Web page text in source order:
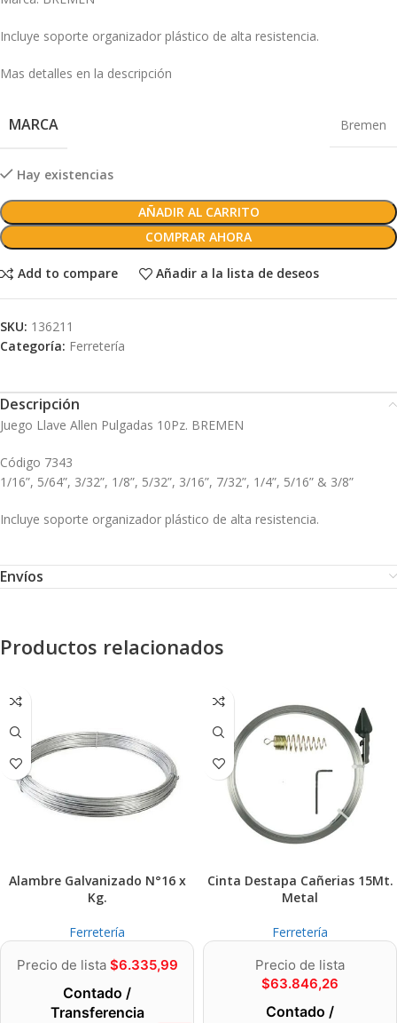
Incluye soporte organizador plástico de alta resistencia.
Mas detalles en la descripción
MARCA Bremen
Hay existencias
AÑADIR AL CARRITO
COMPRAR AHORA
Add to compare Añadir a la lista de deseos
SKU: 136211
Categoría: Ferretería
Descripción
Juego Llave Allen Pulgadas 10Pz. BREMEN
Código 7343
1/16”, 5/64”, 3/32”, 1/8”, 5/32”, 3/16”, 7/32”, 1/4”, 5/16” & 3/8”
Incluye soporte organizador plástico de alta resistencia.
Envíos
Productos relacionados
Alambre Galvanizado N°16 x
Kg.
Ferretería
Precio de lista $6.335,99
Contado /
Transferencia
Cinta Destapa Cañerias 15Mt.
Metal
Ferretería
Precio de lista
$63.846,26
Contado /